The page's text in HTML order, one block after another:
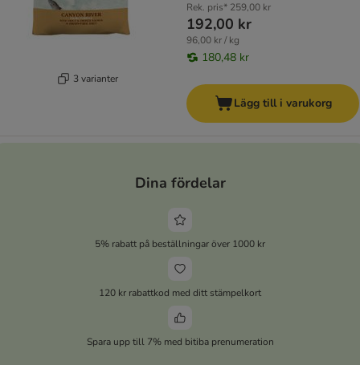
3 varianter
Rek. pris* 259,00 kr
192,00 kr
96,00 kr / kg
180,48 kr
Lägg till i varukorg
Dina fördelar
5% rabatt på beställningar över 1000 kr
120 kr rabattkod med ditt stämpelkort
Spara upp till 7% med bitiba prenumeration